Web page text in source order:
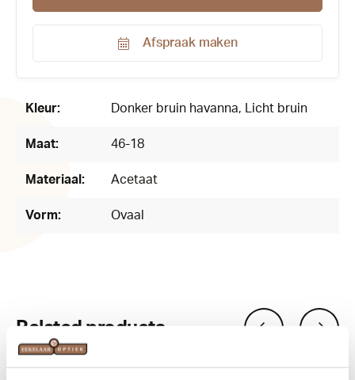
Afspraak maken
Kleur:
Donker bruin havanna, Licht bruin
Maat: 46-18
Materiaal: Acetaat
Vorm: Ovaal
Related products